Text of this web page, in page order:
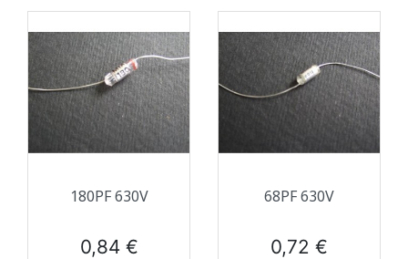
180PF 630V
Prix
0,84 €
68PF 630V
Prix
0,72 €